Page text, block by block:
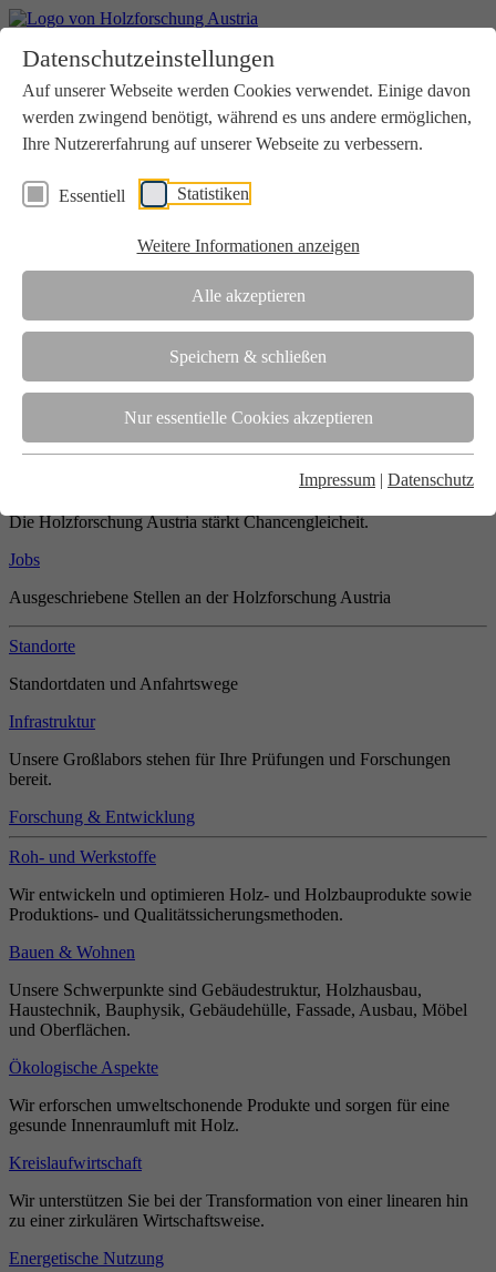
Datenschutzeinstellungen
Auf unserer Webseite werden Cookies verwendet. Einige davon
werden zwingend benötigt, während es uns andere ermöglichen,
Ihre Nutzererfahrung auf unserer Webseite zu verbessern.
Essentiell Statistiken
Weitere Informationen anzeigen
Alle akzeptieren
Speichern & schließen
Nur essentielle Cookies akzeptieren
Impressum | Datenschutz
Aktuelles
Downloads
Kontakt
Login
Verein
Wir unterstützen die Interessen der Holzbranche in enger
Zusammenarbeit mit Wissenschaft und Wirtschaft.
Die Holzforschung Austria ist akkreditierte Prüf-, Inspektions- und
Team
Unsere gesamte Kompetenz ist in unseren Mitarbeiter:innen
gebündelt
Die Holzforschung Austria stärkt Chancengleicheit.
Jobs
Ausgeschriebene Stellen an der Holzforschung Austria
Standorte
Standortdaten und Anfahrtswege
Infrastruktur
Unsere Großlabors stehen für Ihre Prüfungen und Forschungen
bereit.
Forschung & Entwicklung
Roh- und Werkstoffe
Wir entwickeln und optimieren Holz- und Holzbauprodukte sowie
Produktions- und Qualitätssicherungsmethoden.
Bauen & Wohnen
Unsere Schwerpunkte sind Gebäudestruktur, Holzhausbau,
Haustechnik, Bauphysik, Gebäudehülle, Fassade, Ausbau, Möbel
und Oberflächen.
Ökologische Aspekte
Wir erforschen umweltschonende Produkte und sorgen für eine
gesunde Innenraumluft mit Holz.
Kreislaufwirtschaft
Wir unterstützen Sie bei der Transformation von einer linearen hin
zu einer zirkulären Wirtschaftsweise.
Energetische Nutzung